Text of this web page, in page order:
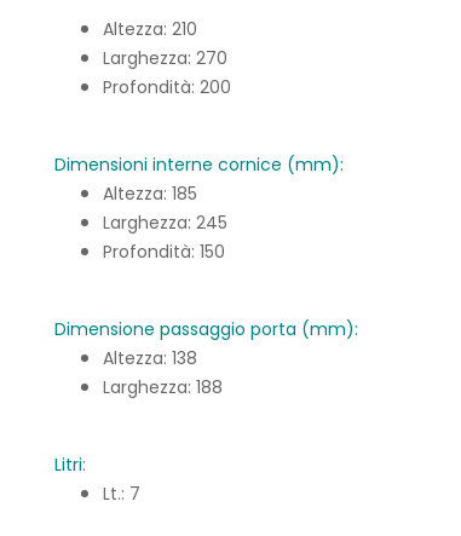
Altezza: 210
Larghezza: 270
Profondità: 200
Dimensioni interne cornice (mm):
Altezza: 185
Larghezza: 245
Profondità: 150
Dimensione passaggio porta (mm):
Altezza: 138
Larghezza: 188
Litri:
Lt.: 7